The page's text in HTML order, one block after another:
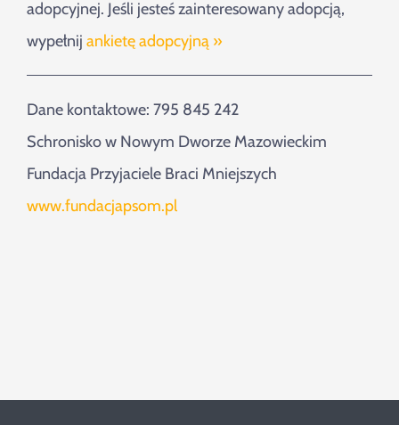
adopcyjnej. Jeśli jesteś zainteresowany adopcją,
wypełnij ankietę adopcyjną »
Dane kontaktowe: 795 845 242
Schronisko w Nowym Dworze Mazowieckim
Fundacja Przyjaciele Braci Mniejszych
www.fundacjapsom.pl